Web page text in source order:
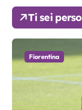
Ti sei perso
Fiorentina